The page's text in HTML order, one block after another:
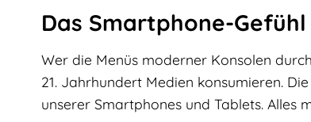
Das Smartphone-
Wer die Menüs moderner Konsolen
21. Jahrhundert Medien konsumieren.
unserer Smartphones und Tablets. Alles